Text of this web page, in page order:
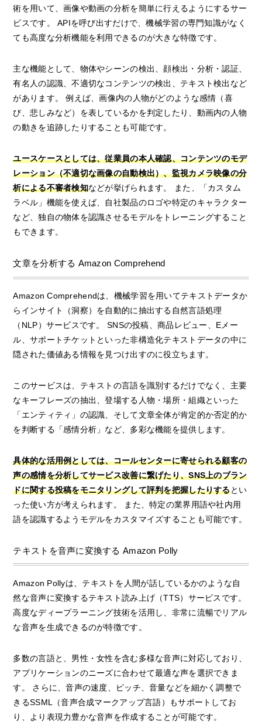
術を用いて、画像や動画の分析を簡単に行えるようにするサー
ビスです。 APIを呼び出すだけで、機械学習の専門知識がなく
ても高度な分析機能を利用できるのが大きな特徴です。
主な機能として、物体やシーンの検出、顔検出・分析・認証、
有名人の認識、不適切なコンテンツの検出、テキスト検出など
があります。 例えば、画像内の人物がどのような感情（喜
び、悲しみなど）を表しているかを判定したり、動画内の人物
の動きを追跡したりすることも可能です。
ユースケースとしては、従業員の本人確認、コンテンツのモデ
レーション（不適切な画像の自動検出）、監視カメラ映像の分
析による不審者検知などが挙げられます。 また、「カスタム
ラベル」機能を使えば、自社製品のロゴや特定のキャラクター
など、独自の物体を認識させるモデルをトレーニングすること
もできます。
文章を分析する Amazon Comprehend
Amazon Comprehendは、機械学習を用いてテキストデータか
らインサイト（洞察）を自動的に抽出する自然言語処理
（NLP）サービスです。 SNSの投稿、商品レビュー、Eメー
ル、サポートチケットといった非構造化テキストデータの中に
隠された価値ある情報を見つけ出すのに役立ちます。
このサービスは、テキストの言語を識別するだけでなく、主要
なキーフレーズの抽出、登場する人物・場所・組織といった
「エンティティ」の認識、そして文章全体が肯定的か否定的か
を判断する「感情分析」など、多彩な機能を提供します。
具体的な活用例としては、コールセンターに寄せられる顧客の
声の感情を分析してサービス改善に繋げたり、SNS上のブラン
ドに関する投稿をモニタリングして評判を把握したりするとい
った使い方が考えられます。 また、特定の業界用語や社内用
語を認識するようモデルをカスタマイズすることも可能です。
テキストを音声に変換する Amazon Polly
Amazon Pollyは、テキストを人間が話しているかのような自
然な音声に変換するテキスト読み上げ（TTS）サービスです。
高度なディープラーニング技術を活用し、非常に流暢でリアル
な音声を生成できるのが特徴です。
多数の言語と、男性・女性を含む多様な音声に対応しており、
アプリケーションのニーズに合わせて最適な声を選択できま
す。 さらに、音声の速度、ピッチ、音量などを細かく調整で
きるSSML（音声合成マークアップ言語）もサポートしてお
り、より表現力豊かな音声を作成することが可能です。